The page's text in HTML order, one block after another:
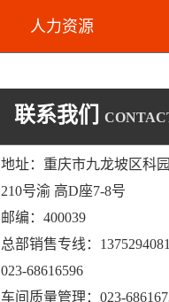
人力资源
联系我们
地址：重庆市九龙坡区科
210号渝 高D座7-8号
邮编：400039
总部销售专线：
023-68616596
车间质量管理：023-